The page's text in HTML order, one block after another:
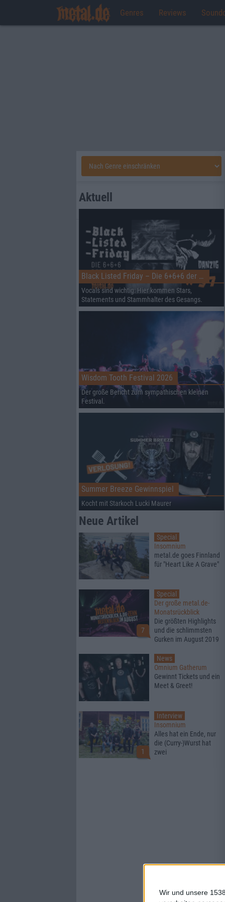
Wir und unsere
Genres Reviews
Aktuell
Black Listed Friday – Die 6+6+6 der Woche
Vocals sind wichtig: Hier kommen Stars,
Statements und Stammhalter des Gesangs.
Wisdom Tooth Festival 2026
Der große Bericht zum sympathischen kleinen
Festival.
Summer Breeze Gewinnspiel
Kocht mit Starkoch Lucki Maurer
Neue Artikel
Special
Insomnium
metal.de goes Finnland
für "Heart Like A Grave"
7
Special
Der große metal.de-
Monatsrückblick
Die größten Highlights
und die schlimmsten
Gurken im August 2019
News
Omnium Gatherum
Gewinnt Tickets und ein
Meet & Greet!
1
Interview
Insomnium
Alles hat ein Ende, nur
die (Curry-)Wurst hat
zwei